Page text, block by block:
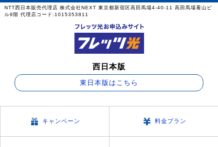
NTT西日本販売代理店 株式会社NEXT 東京都新宿区高田馬場4-40-11 高田馬場看山ビ
ル9階 代理店コード:1015353811
西日本版
東日本版はこちら
キャンペーン 料金プラン